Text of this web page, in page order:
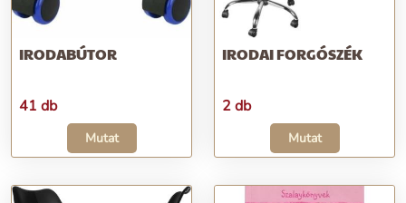
IRODABÚTOR
41 db
Mutat
IRODAI FORGÓSZÉK
2 db
Mutat